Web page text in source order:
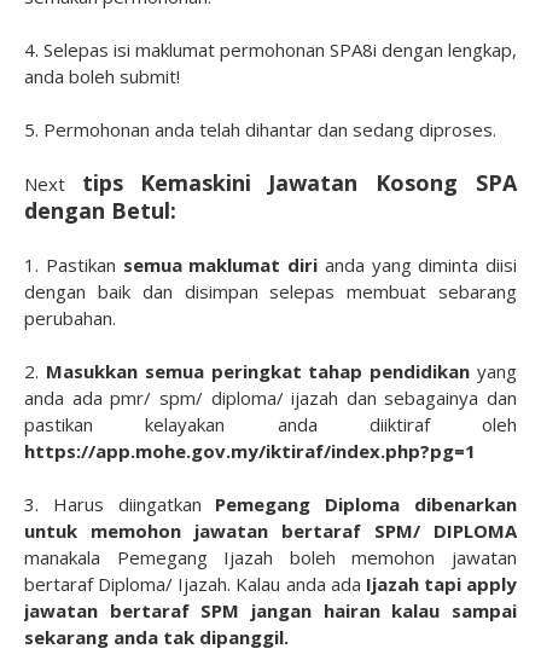
4. Selepas isi maklumat permohonan SPA8i dengan lengkap,
anda boleh submit!
5. Permohonan anda telah dihantar dan sedang diproses.
Next tips
Kemaskini Jawatan Kosong SPA
dengan Betul:
1. Pastikan semua maklumat diri anda yang diminta diisi
dengan baik dan disimpan selepas membuat sebarang
perubahan.
2. Masukkan semua peringkat tahap pendidikan yang
anda ada pmr/ spm/ diploma/ ijazah dan sebagainya dan
pastikan kelayakan anda diiktiraf oleh
https://app.mohe.gov.my/iktiraf/index.php?pg=1
3. Harus diingatkan Pemegang Diploma dibenarkan
untuk memohon jawatan bertaraf SPM/ DIPLOMA
manakala Pemegang Ijazah boleh memohon jawatan
bertaraf Diploma/ Ijazah. Kalau anda ada Ijazah tapi apply
jawatan bertaraf SPM jangan hairan kalau sampai
sekarang anda tak dipanggil.